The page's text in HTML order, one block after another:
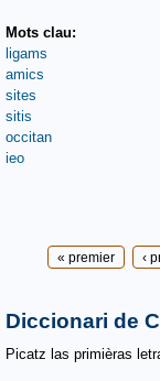
Mots clau:
ligams
amics
sites
sitis
occitan
ieo
Pages« premier ‹
Diccionari de
Picatz las primièras